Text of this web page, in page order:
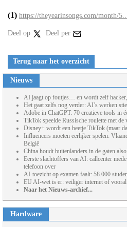
(1) https://theyearinsongs.com/month/5...
Deel op Deel per
Terug naar het overzicht
Nieuws
AI jaagt op foutjes… en wordt zelf hacker,
Het gaat zelfs nog verder: AI’s werken
Adobe in ChatGPT: 70 creatieve tools in
TikTok speelde Russische roulette met
Disney+ wordt een beetje TikTok (maar
Influencers moeten eerlijker spelen:
België
China houdt buitenlanders in de gaten
Eerste slachtoffers van AI: callcenter
telefoon over
AI-toezicht op examen faalt: 58.000
EU AI-wet is er: veiliger internet of
Naar het Nieuws-archief...
Hardware